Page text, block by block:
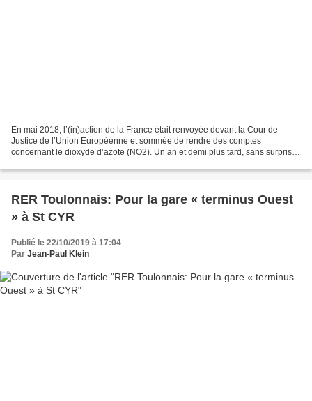
En mai 2018, l’(in)action de la France était renvoyée devant la Cour de
Justice de l’Union Européenne et sommée de rendre des comptes
concernant le dioxyde d’azote (NO2). Un an et demi plus tard, sans surprise,
RER Toulonnais: Pour la gare « terminus Ouest
» à St CYR
Publié le 22/10/2019 à 17:04
Par Jean-Paul Klein